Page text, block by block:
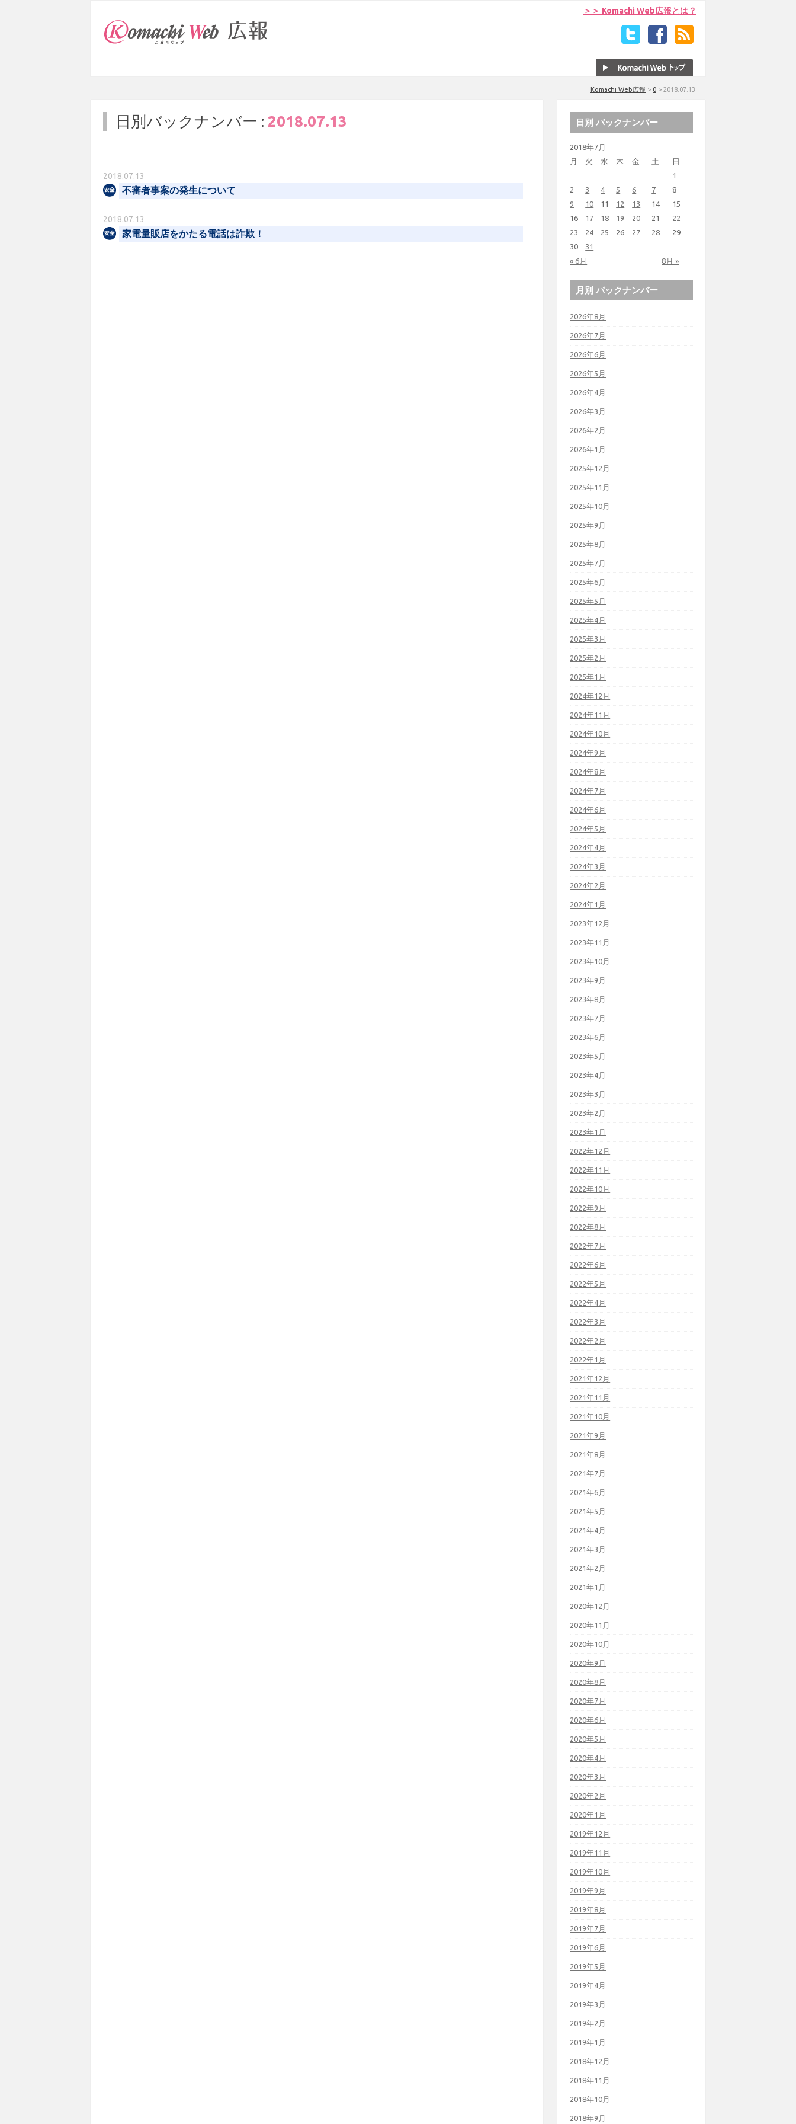
＞＞ Komachi Web広報とは？
Komachi Web広報 > 0 > 2018.07.13
日別バックナンバー : 2018.07.13
2018.07.13
不審者事案の発生について
2018.07.13
家電量販店をかたる電話は詐欺！
日別 バックナンバー
2018年7月
月
火 水 木 金 土 日
« 6月 8月 »
1
2
3 4 5 6 7
8
9
10 11 12 13 14
15
16
17 18 19 20 21
22
23
24 25 26 27 28
29
30
31
月別 バックナンバー
2026年8月
2026年7月
2026年6月
2026年5月
2026年4月
2026年3月
2026年2月
2026年1月
2025年12月
2025年11月
2025年10月
2025年9月
2025年8月
2025年7月
2025年6月
2025年5月
2025年4月
2025年3月
2025年2月
2025年1月
2024年12月
2024年11月
2024年10月
2024年9月
2024年8月
2024年7月
2024年6月
2024年5月
2024年4月
2024年3月
2024年2月
2024年1月
2023年12月
2023年11月
2023年10月
2023年9月
2023年8月
2023年7月
2023年6月
2023年5月
2023年4月
2023年3月
2023年2月
2023年1月
2022年12月
2022年11月
2022年10月
2022年9月
2022年8月
2022年7月
2022年6月
2022年5月
2022年4月
2022年3月
2022年2月
2022年1月
2021年12月
2021年11月
2021年10月
2021年9月
2021年8月
2021年7月
2021年6月
2021年5月
2021年4月
2021年3月
2021年2月
2021年1月
2020年12月
2020年11月
2020年10月
2020年9月
2020年8月
2020年7月
2020年6月
2020年5月
2020年4月
2020年3月
2020年2月
2020年1月
2019年12月
2019年11月
2019年10月
2019年9月
2019年8月
2019年7月
2019年6月
2019年5月
2019年4月
2019年3月
2019年2月
2019年1月
2018年12月
2018年11月
2018年10月
2018年9月